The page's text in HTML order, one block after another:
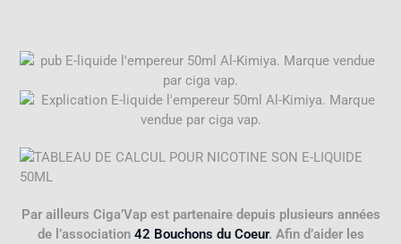
Par ailleurs Ciga’Vap est partenaire depuis plusieurs années
de l’association 42 Bouchons du Coeur. Afin d’aider les